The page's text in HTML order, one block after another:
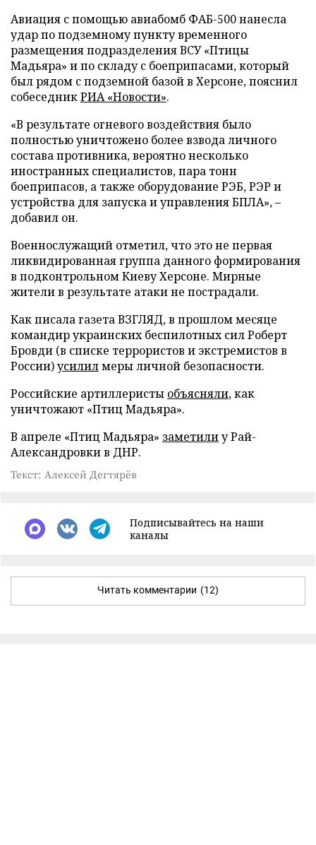
Авиация с помощью авиабомб ФАБ-500 нанесла
удар по подземному пункту временного
размещения подразделения ВСУ «Птицы
Мадьяра» и по складу с боеприпасами, который
был рядом с подземной базой в Херсоне, пояснил
собеседникРИА «Новости».
«В результате огневого воздействия было
полностью уничтожено более взвода личного
состава противника, вероятно несколько
иностранных специалистов, пара тонн
боеприпасов, а также оборудование РЭБ, РЭР и
устройства для запуска и управления БПЛА», –
добавил он.
Военнослужащий отметил, что это не первая
ликвидированная группа данного формирования
в подконтрольном Киеву Херсоне. Мирные
жители в результате атаки не пострадали.
Как писала газета ВЗГЛЯД, в прошлом месяце
командир украинских беспилотных сил Роберт
Бровди (в списке террористов и экстремистов в
России)усилилмеры личной безопасности.
Российские артиллеристы объясняли, как
уничтожают «Птиц Мадьяра».
В апреле «Птиц Мадьяра» заметилиу Рай-
Александровки в ДНР.
Текст: Алексей Дегтярёв
Подписывайтесь на наши
каналы
Читать комментарии (12)